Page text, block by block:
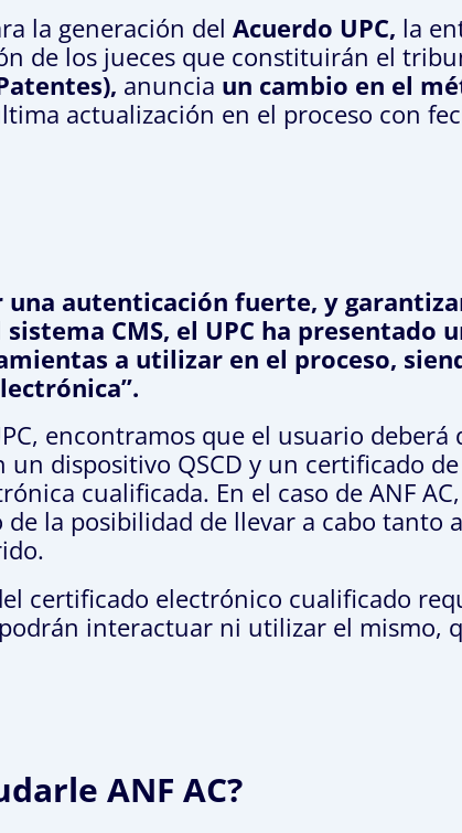
la generación delAcuerdo UPC, la
de los jueces que constituirán el
anuncia un cambio en el
actualización en el proceso con
una autenticación fuerte, y
CMS, el UPC ha presentado
a utilizar en el proceso,
encontramos que el usuario
dispositivo QSCD y un certificado
cualificada. En el caso de ANF
la posibilidad de llevar a cabo tanto
certificado electrónico cualificado
interactuar ni utilizar el mismo,
ANF AC?